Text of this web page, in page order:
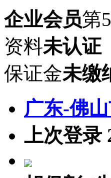
企业会员第
资料未认证
保证金未缴
广东-佛
上次登录